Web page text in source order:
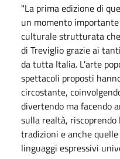
"La prima edizione di
un momento
culturale strutturata
di Treviglio grazie ai
da tutta Italia. L'arte
spettacoli proposti
circostante,
divertendo ma facendo
sulla realtà,
tradizioni e anche
linguaggi espressivi